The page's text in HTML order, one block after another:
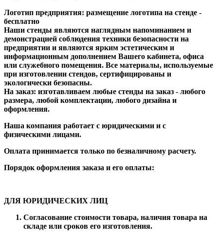
Логотип предприятия: размещение логотипа на стенде -
бесплатно
Наши стенды являются наглядным напоминанием и
демонстрацией соблюдения техники безопасности на
предприятии и являются ярким эстетическим и
информационным дополнением Вашего кабинета, офиса
или служебного помещения. Все материалы, используемые
при изготовлении стендов, сертифицированы и
экологически безопасны.
На заказ: изготавливаем любые стенды на заказ - любого
размера, любой комплектации, любого дизайна и
оформления.
Наша компания работает с юридическими и с
физическими лицами.
Оплата принимается только по безналичному расчету.
Порядок оформления заказа и его оплаты:
ДЛЯ ЮРИДИЧЕСКИХ ЛИЦ
Согласование стоимости товара, наличия товара на
складе или сроков его изготовления.